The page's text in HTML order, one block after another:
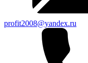
profit2008@yandex.ru